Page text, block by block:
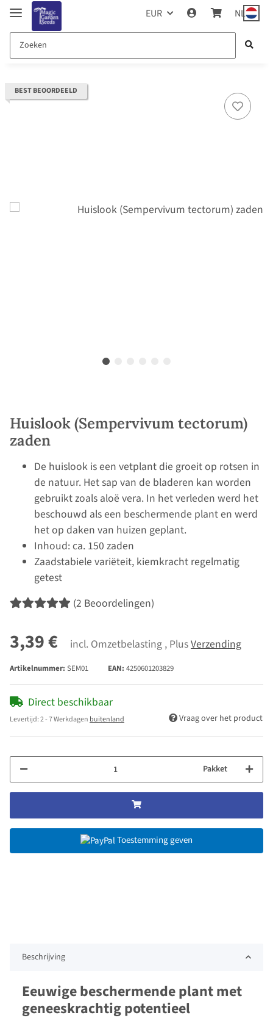
EUR NL
BEST BEOORDEELD
Huislook (Sempervivum tectorum)
zaden
De huislook is een vetplant die groeit op rotsen in
de natuur. Het sap van de bladeren kan worden
gebruikt zoals aloë vera. In het verleden werd het
beschouwd als een beschermende plant en werd
het op daken van huizen geplant.
Inhoud: ca. 150 zaden
Zaadstabiele variëteit, kiemkracht regelmatig
getest
(2 Beoordelingen)
3,39 € incl. Omzetbelasting , PlusVerzending
Artikelnummer: SEM01 EAN: 4250601203829
Direct beschikbaar
Levertijd:2 - 7 Werkdagen buitenland Vraag over het product
Pakket
Toestemming geven
Beschrijving
Eeuwige beschermende plant met
geneeskrachtig potentieel